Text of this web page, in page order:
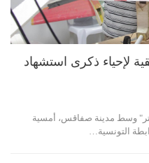
لإحياء ذكرى استشهاد
مساء اليوم السبت، بساحة "100 متر" وسط مدينة صفاقس، أمسية
التونسية…